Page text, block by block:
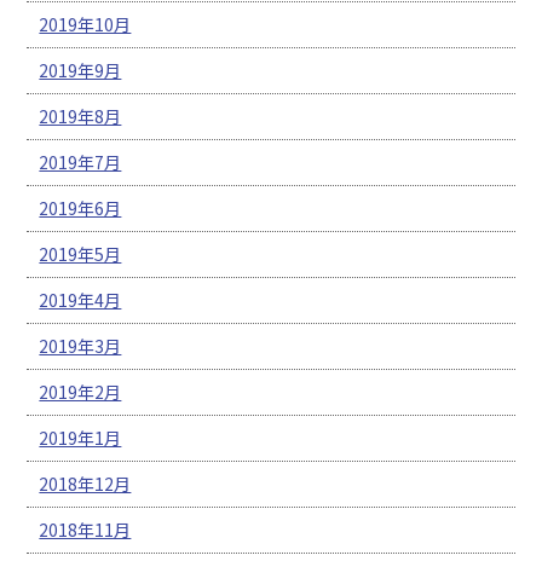
2019年10月
2019年9月
2019年8月
2019年7月
2019年6月
2019年5月
2019年4月
2019年3月
2019年2月
2019年1月
2018年12月
2018年11月